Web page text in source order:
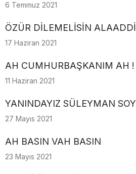
6 Temmuz 2021
ÖZÜR DİLEMELİSİN
17 Haziran 2021
AH CUMHURBAŞKANIM AH !
11 Haziran 2021
YANINDAYIZ SÜLEYMAN
27 Mayıs 2021
AH BASIN VAH BASIN
23 Mayıs 2021